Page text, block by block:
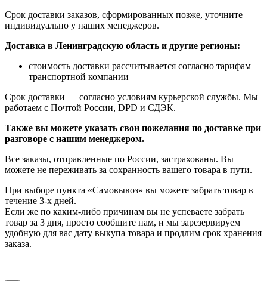
Срок доставки заказов, сформированных позже, уточните
индивидуально у наших менеджеров.
Доставка в Ленинградскую область и другие регионы:
стоимость доставки рассчитывается согласно тарифам
транспортной компании
Срок доставки — согласно условиям курьерской службы. Мы
работаем с Почтой России, DPD и СДЭК.
Также вы можете указать свои пожелания по доставке при
разговоре с нашим менеджером.
Все заказы, отправленные по России, застрахованы. Вы
можете не переживать за сохранность вашего товара в пути.
При выборе пункта «Самовывоз» вы можете забрать товар в
течение 3-х дней.
Если же по каким-либо причинам вы не успеваете забрать
товар за 3 дня, просто сообщите нам, и мы зарезервируем
удобную для вас дату выкупа товара и продлим срок хранения
заказа.